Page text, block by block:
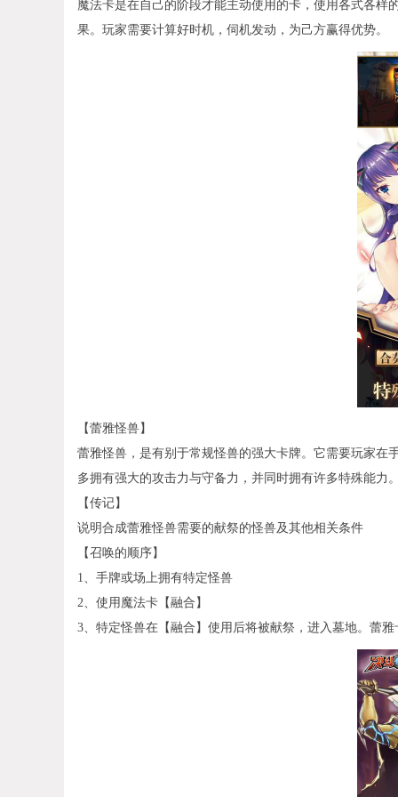
魔法卡是在自己的阶段才能主动使用的卡，使用各式各
果。玩家需要计算好时机，伺机发动，为己方赢得优势。
【蕾雅怪兽】
蕾雅怪兽，是有别于常规怪兽的强大卡牌。它需要玩家在
多拥有强大的攻击力与守备力，并同时拥有许多特殊能力
【传记】
说明合成蕾雅怪兽需要的献祭的怪兽及其他相关条件
【召唤的顺序】
1、手牌或场上拥有特定怪兽
2、使用魔法卡【融合】
3、特定怪兽在【融合】使用后将被献祭，进入墓地。蕾